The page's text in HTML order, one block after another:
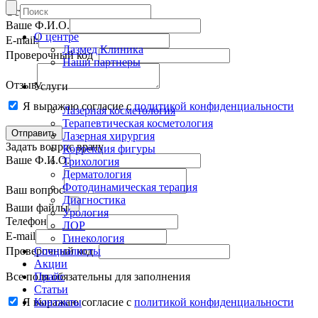
Оставить отзыв
Ваше Ф.И.О.
E-mail:
Проверочный код
Отзыв
Я выражаю согласие сполитикой конфиденциальности
Задать вопрос врачу
Ваше Ф.И.О.
Ваш вопрос
Ваши файлы
Телефон
E-mail
Проверочный код
Все поля обязательны для заполнения
Я выражаю согласие с политикой конфиденциальности
О центре
Лазмед Клиника
Наши партнеры
Услуги
Лазерная косметология
Терапевтическая косметология
Лазерная хирургия
Коррекция фигуры
Трихология
Дерматология
Фотодинамическая терапия
Диагностика
Урология
ЛОР
Гинекология
Специалисты
Акции
Прайс
Статьи
Контакты